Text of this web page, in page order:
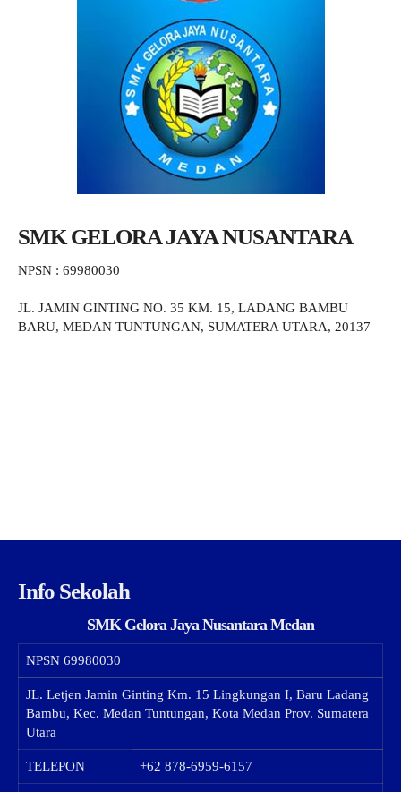
SMK GELORA JAYA NUSANTARA
NPSN : 69980030
JL. JAMIN GINTING NO. 35 KM. 15, LADANG BAMBU
BARU, MEDAN TUNTUNGAN, SUMATERA UTARA, 20137
Info Sekolah
SMK Gelora Jaya Nusantara Medan
NPSN 69980030
JL. Letjen Jamin Ginting Km. 15 Lingkungan I, Baru Ladang
Bambu, Kec. Medan Tuntungan, Kota Medan Prov. Sumatera
Utara
TELEPON +62 878-6959-6157